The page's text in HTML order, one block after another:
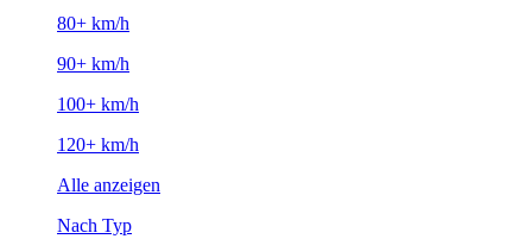
80+ km/h
90+ km/h
100+ km/h
120+ km/h
Alle anzeigen
Nach Typ